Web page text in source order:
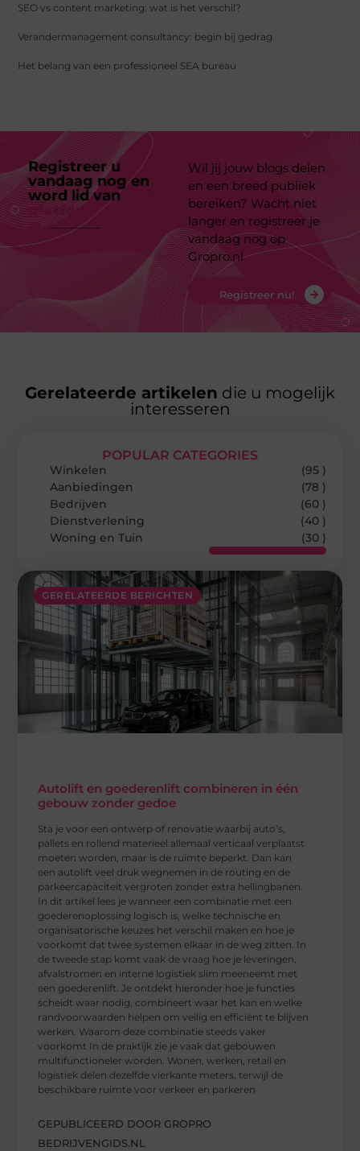
SEO vs content marketing: wat is het verschil?
Verandermanagement consultancy: begin bij gedrag
Het belang van een professioneel SEA bureau
Registreer u
vandaag nog en
word lid van
platform
Wil jij jouw blogs delen
en een breed publiek
bereiken? Wacht niet
langer en registreer je
vandaag nog op
Gropro.nl
Registreer nu!
Gerelateerde artikelen die u mogelijk
interesseren
GERELATEERDE BERICHTEN
Autolift en goederenlift combineren in één
gebouw zonder gedoe
Sta je voor een ontwerp of renovatie waarbij auto’s,
pallets en rollend materieel allemaal verticaal verplaatst
moeten worden, maar is de ruimte beperkt. Dan kan
een autolift veel druk wegnemen in de routing en de
parkeercapaciteit vergroten zonder extra hellingbanen.
In dit artikel lees je wanneer een combinatie met een
goederenoplossing logisch is, welke technische en
organisatorische keuzes het verschil maken en hoe je
voorkomt dat twee systemen elkaar in de weg zitten. In
de tweede stap komt vaak de vraag hoe je leveringen,
afvalstromen en interne logistiek slim meeneemt met
een goederenlift. Je ontdekt hieronder hoe je functies
scheidt waar nodig, combineert waar het kan en welke
randvoorwaarden helpen om veilig en efficiënt te blijven
werken. Waarom deze combinatie steeds vaker
voorkomt In de praktijk zie je vaak dat gebouwen
multifunctioneler worden. Wonen, werken, retail en
logistiek delen dezelfde vierkante meters, terwijl de
beschikbare ruimte voor verkeer en parkeren
GEPUBLICEERD DOOR GROPRO
BEDRIJVENGIDS.NL
POPULAR CATEGORIES
Winkelen
(95 )
Aanbiedingen
(78 )
Bedrijven
(60 )
Dienstverlening
(40 )
Woning en Tuin
(30 )